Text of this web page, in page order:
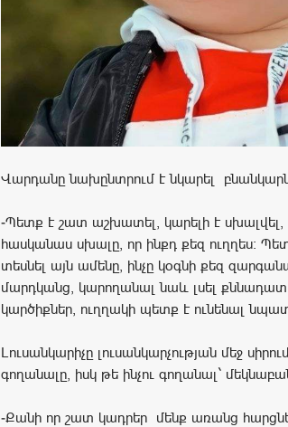
Վարդանը նախընտրում է նկարել
-Պետք է շատ աշխատել, կարելի է
հասկանաս սխալը, որ ինքդ քեզ ուղղես:
տեսնել այն ամենը, ինչը կօգնի քեզ
մարդկանց, կարողանալ նաև լսել
կարծիքներ, ուղղակի պետք է ունենալ
Լուսանկարիչը լուսանկարչության մեջ
գողանալը, իսկ թե ինչու գողանալ`
-Քանի որ շատ կադրեր մենք առանց